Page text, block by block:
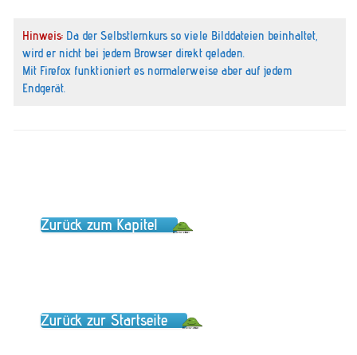
Hinweis: Da der Selbstlernkurs so viele Bilddateien beinhaltet,
wird er nicht bei jedem Browser direkt geladen.
Mit Firefox funktioniert es normalerweise aber auf jedem
Endgerät.
Zurück zum Kapitel
Zurück zur Startseite